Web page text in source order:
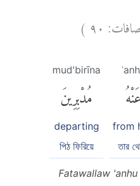
٩٠)
from
তার
mud'birīna
مُدْبِرِينَ
departing
পিঠ ফিরিয়ে
Fatawallaw